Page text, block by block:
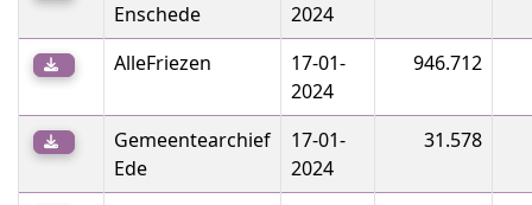
Enschede
2024
AlleFriezen
17-01-
2024
946.712
Gemeentearchief
Ede
17-01-
2024
31.578